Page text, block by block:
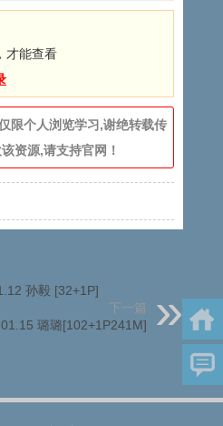
才能查看
限个人浏览学习,谢绝转载传
资源,请支持官网！
孙毅 [32+1P]
下一篇
璐璐[102+1P241M]